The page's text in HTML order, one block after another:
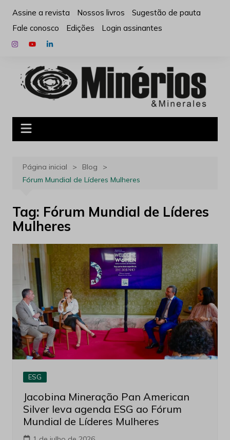
para
conteúdo
Assine a revista Nossos livros
Sugestão de pauta
Fale conosco
Edições Login assinantes
Página inicial
Blog
Fórum Mundial de Líderes Mulheres
Tag: Fórum Mundial de Líderes
Mulheres
ESG
Jacobina Mineração Pan American
Silver leva agenda ESG ao Fórum
Mundial de Líderes Mulheres